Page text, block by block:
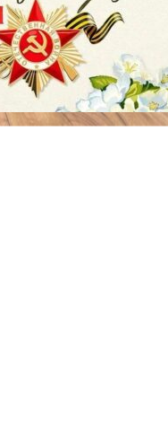
Награды в
29.04.2025